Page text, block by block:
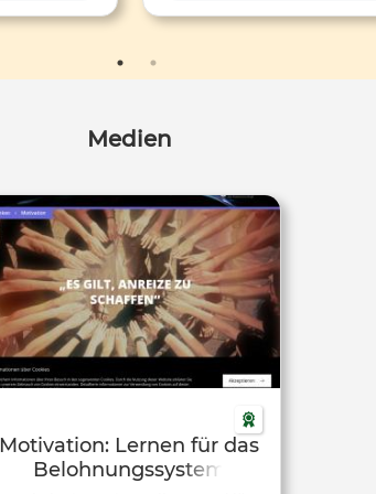
Medien
Motivation: Lernen für das
Belohnungssystem